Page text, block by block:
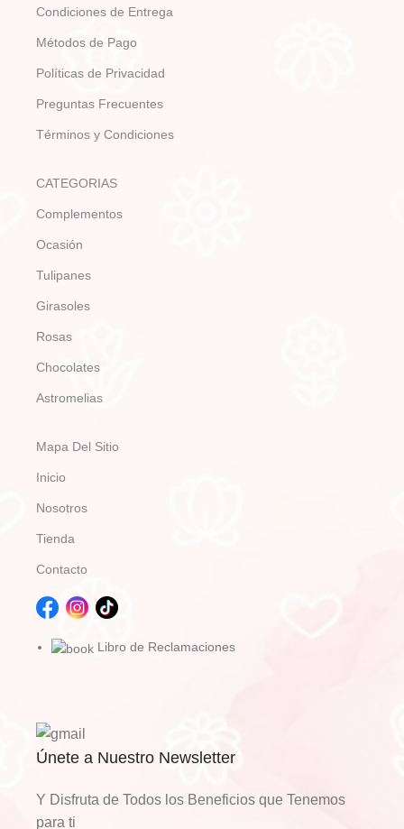
Condiciones de Entrega
Métodos de Pago
Políticas de Privacidad
Preguntas Frecuentes
Términos y Condiciones
CATEGORIAS
Complementos
Ocasión
Tulipanes
Girasoles
Rosas
Chocolates
Astromelias
Mapa Del Sitio
Inicio
Nosotros
Tienda
Contacto
Libro de Reclamaciones
Únete a Nuestro Newsletter
Y Disfruta de Todos los Beneficios que Tenemos
para ti